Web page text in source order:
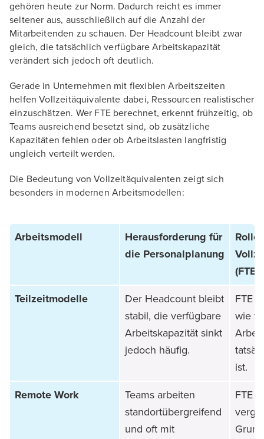
gehören heute zur Norm. Dadurch reicht es immer
seltener aus, ausschließlich auf die Anzahl der
Mitarbeitenden zu schauen. Der Headcount bleibt zwar
gleich, die tatsächlich verfügbare Arbeitskapazität
verändert sich jedoch oft deutlich.
Gerade in Unternehmen mit flexiblen Arbeitszeiten
helfen Vollzeitäquivalente dabei, Ressourcen realistischer
einzuschätzen. Wer FTE berechnet, erkennt frühzeitig, ob
Teams ausreichend besetzt sind, ob zusätzliche
Kapazitäten fehlen oder ob Arbeitslasten langfristig
ungleich verteilt werden.
Die Bedeutung von Vollzeitäquivalenten zeigt sich
besonders in modernen Arbeitsmodellen:
Arbeitsmodell
Herausforderung für
die Personalplanung
Rolle
(FTE)
Teilzeitmodelle
Der Headcount bleibt
stabil, die verfügbare
Arbeitskapazität sinkt
jedoch häufig.
FTE
wie
ist.
Remote Work
Teams arbeiten
standortübergreifend
und oft mit
FTE